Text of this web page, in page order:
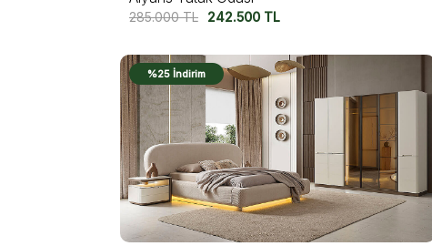
285.000TL 242.500 TL
%25 İndirim